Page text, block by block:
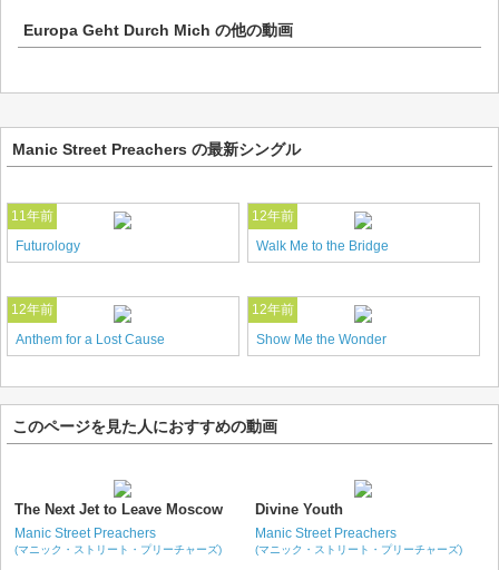
Europa Geht Durch Mich の他の動画
Manic Street Preachers の最新シングル
11年前
Futurology
12年前
Walk Me to the Bridge
12年前
Anthem for a Lost Cause
12年前
Show Me the Wonder
このページを見た人におすすめの動画
The Next Jet to Leave Moscow
Manic Street Preachers
(マニック・ストリート・プリーチャーズ)
Divine Youth
Manic Street Preachers
(マニック・ストリート・プリーチャーズ)